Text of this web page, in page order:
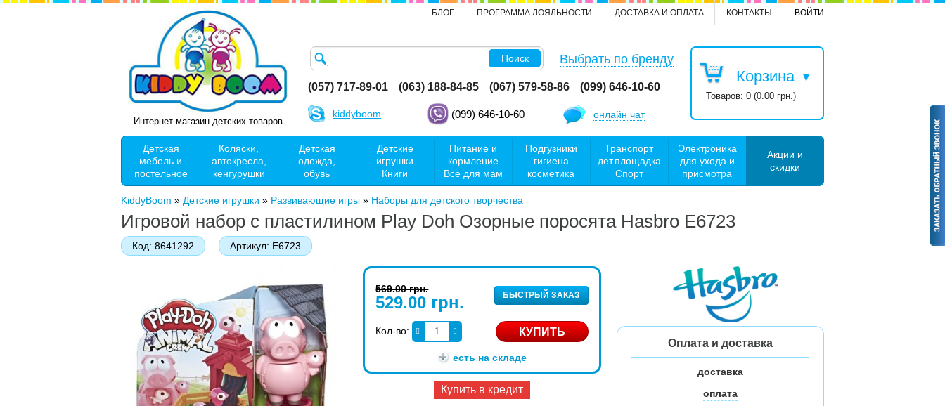
ВОЙТИ
КОНТАКТЫ
ДОСТАВКА И ОПЛАТА
ПРОГРАММА ЛОЯЛЬНОСТИ
БЛОГ
Интернет-магазин детских товаров
Поиск Выбрать по бренду
Корзина
Товаров: 0 (0.00 грн.)
(057) 717-89-01 (063) 188-84-85 (067) 579-58-86 (099) 646-10-60
kiddyboom (099) 646-10-60 онлайн чат
Детская
мебель и
постельное
Коляски,
автокресла,
кенгурушки
Детская
одежда,
обувь
Детские
игрушки
Книги
Питание и
кормление
Все для мам
Подгузники
гигиена
косметика
Транспорт
дет.площадка
Спорт
Электроника
для ухода и
присмотра
Акции и
скидки
KiddyBoom » Детские игрушки » Развивающие игры » Наборы для детского творчества
Игровой набор с пластилином Play Doh Озорные поросята Hasbro Е6723
Код: 8641292 Артикул: Е6723
569.00 грн.
529.00 грн. БЫСТРЫЙ ЗАКАЗ
Кол-во:
есть на складе
Купить в кредит
Оплата и доставка
доставка
оплата